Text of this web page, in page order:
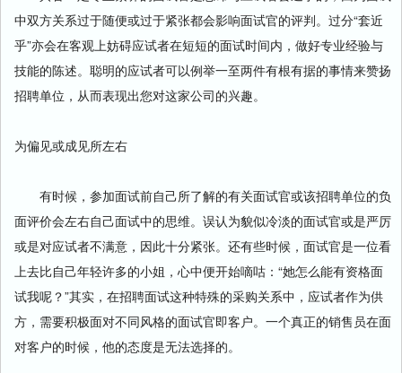
中双方关系过于随便或过于紧张都会影响面试官的评判。过分“套近
乎”亦会在客观上妨碍应试者在短短的面试时间内，做好专业经验与
技能的陈述。聪明的应试者可以例举一至两件有根有据的事情来赞扬
招聘单位，从而表现出您对这家公司的兴趣。
为偏见或成见所左右
有时候，参加面试前自己所了解的有关面试官或该招聘单位的负
面评价会左右自己面试中的思维。误认为貌似冷淡的面试官或是严厉
或是对应试者不满意，因此十分紧张。还有些时候，面试官是一位看
上去比自己年轻许多的小姐，心中便开始嘀咕：“她怎么能有资格面
试我呢？”其实，在招聘面试这种特殊的采购关系中，应试者作为供
方，需要积极面对不同风格的面试官即客户。一个真正的销售员在面
对客户的时候，他的态度是无法选择的。